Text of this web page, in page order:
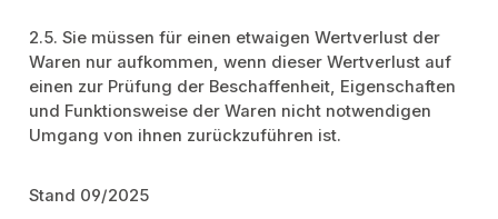
2.5. Sie müssen für einen etwaigen Wertverlust der
Waren nur aufkommen, wenn dieser Wertverlust auf
einen zur Prüfung der Beschaffenheit, Eigenschaften
und Funktionsweise der Waren nicht notwendigen
Umgang von ihnen zurückzuführen ist.
Stand 09/2025